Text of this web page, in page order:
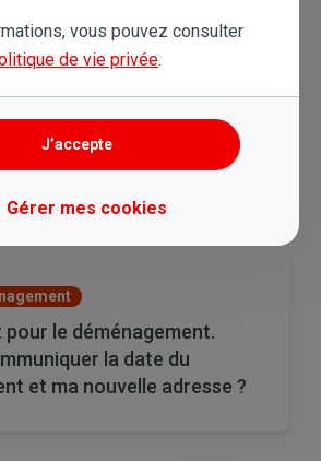
des énergies (DRE) est un
rempli lorsqu’une personne
L’ancien et le nouvel occupants y
ainsi que l’index du ou des
le déménagement.
la date du
et ma nouvelle adresse ?
vous pouvez consulter
de vie privée.
J’accepte
Gérer mes cookies